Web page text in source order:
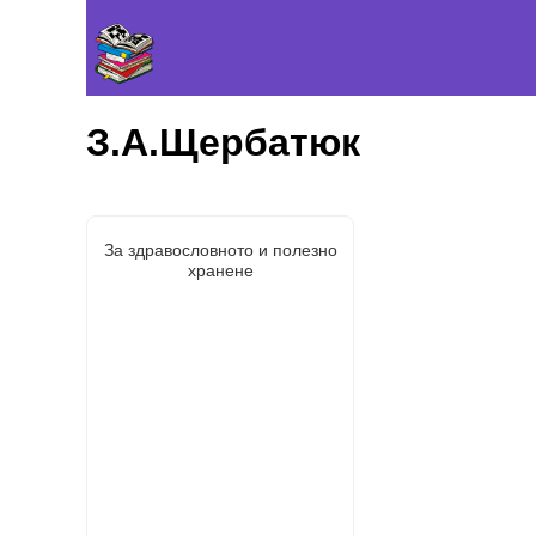
З.А.Щербатюк
За здравословното и полезно
хранене